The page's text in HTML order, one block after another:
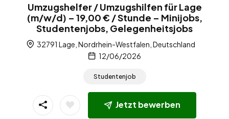
Umzugshelfer / Umzugshilfen für Lage
(m/w/d) – 19,00 € / Stunde – Minijobs,
Studentenjobs, Gelegenheitsjobs
32791 Lage, Nordrhein-Westfalen, Deutschland
12/06/2026
Studentenjob
Jetzt bewerben